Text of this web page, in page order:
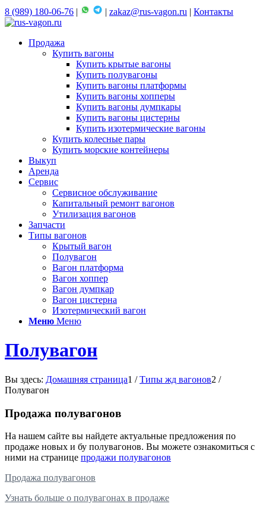
8 (989) 180-06-76 | | zakaz@rus-vagon.ru | Контакты
Продажа
Купить вагоны
Купить крытые вагоны
Купить полувагоны
Купить вагоны платформы
Купить вагоны хопперы
Купить вагоны думпкары
Купить вагоны цистерны
Купить изотермические вагоны
Купить колесные пары
Купить морские контейнеры
Выкуп
Аренда
Сервис
Сервисное обслуживание
Капитальный ремонт вагонов
Утилизация вагонов
Запчасти
Типы вагонов
Крытый вагон
Полувагон
Вагон платформа
Вагон хоппер
Вагон думпкар
Вагон цистерна
Изотермический вагон
Меню Меню
Полувагон
Вы здесь: Домашняя страница1 / Типы жд вагонов2 /
Полувагон
Продажа полувагонов
На нашем сайте вы найдете актуальные предложения по
продаже новых и бу полувагонов. Вы можете ознакомиться с
ними на странице продажи полувагонов
Продажа полувагонов
Узнать больше о полувагонах в продаже